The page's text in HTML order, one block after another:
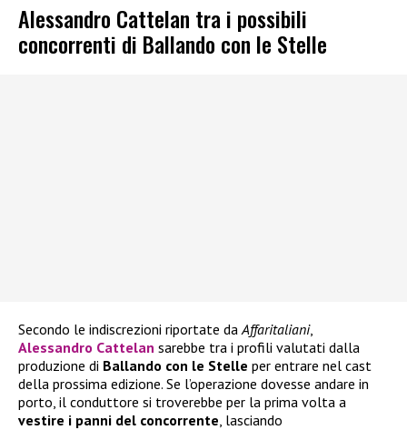
Alessandro Cattelan tra i possibili
concorrenti di Ballando con le Stelle
Secondo le indiscrezioni riportate da Affaritaliani,
Alessandro Cattelan sarebbe tra i profili valutati dalla
produzione di Ballando con le Stelle per entrare nel cast
della prossima edizione. Se l’operazione dovesse andare in
porto, il conduttore si troverebbe per la prima volta a
vestire i panni del concorrente , lasciando